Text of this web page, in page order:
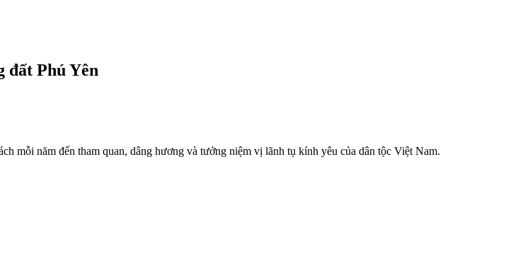
đất Phú Yên
mỗi năm đến tham quan, dâng hương và tưởng niệm vị lãnh tụ kính yêu của dân tộc Việt Nam.